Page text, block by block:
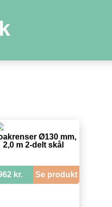
Ø130 mm,
2,0 m 2-delt skål
kr. Se produkt